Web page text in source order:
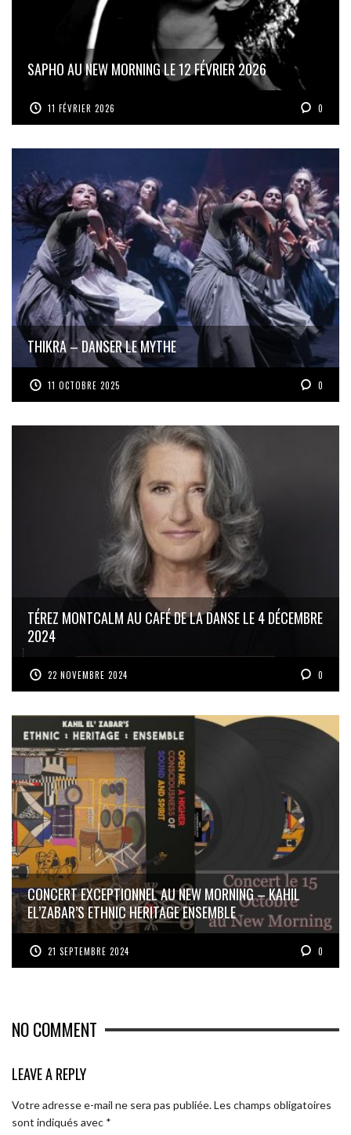
SAPHO AU NEW MORNING LE 12 FÉVRIER 2026
11 FÉVRIER 2026 0
THIKRA – DANSER LE MYTHE
11 OCTOBRE 2025 0
TÉREZ MONTCALM AU CAFÉ DE LA DANSE LE 4 DÉCEMBRE
2024
22 NOVEMBRE 2024 0
CONCERT EXCEPTIONNEL AU NEW MORNING – KAHIL
EL’ZABAR’S ETHNIC HERITAGE ENSEMBLE
21 SEPTEMBRE 2024 0
NO COMMENT
LEAVE A REPLY
Votre adresse e-mail ne sera pas publiée.Les champs obligatoires
sont indiqués avec *